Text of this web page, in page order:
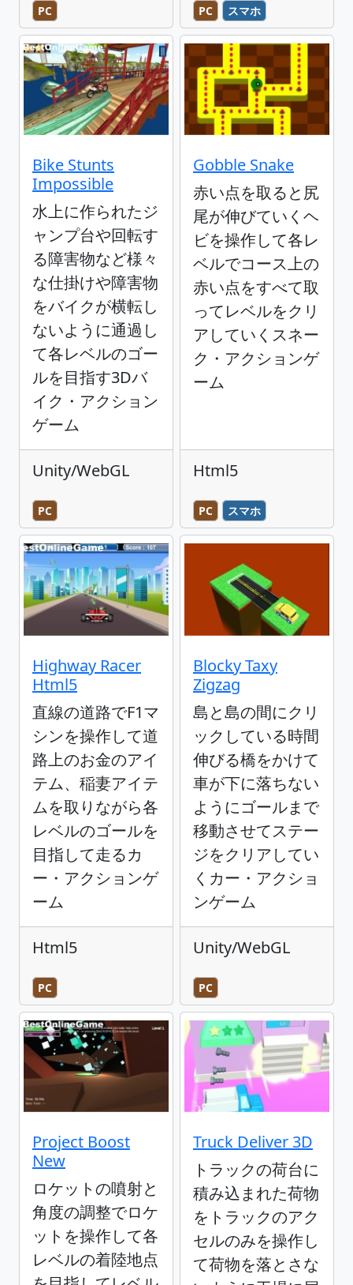
PC PC スマホ
Bike Stunts
Impossible
水上に作られたジ
ャンプ台や回転す
る障害物など様々
な仕掛けや障害物
をバイクが横転し
ないように通過し
て各レベルのゴー
ルを目指す3Dバ
イク・アクション
ゲーム
Unity/WebGL
PC
Gobble Snake
赤い点を取ると尻
尾が伸びていくヘ
ビを操作して各レ
ベルでコース上の
赤い点をすべて取
ってレベルをクリ
アしていくスネー
ク・アクションゲ
ーム
Html5
PC スマホ
Highway Racer
Html5
直線の道路でF1マ
シンを操作して道
路上のお金のアイ
テム、稲妻アイテ
ムを取りながら各
レベルのゴールを
目指して走るカ
ー・アクションゲ
ーム
Html5
PC
Blocky Taxy
Zigzag
島と島の間にクリ
ックしている時間
伸びる橋をかけて
車が下に落ちない
ようにゴールまで
移動させてステー
ジをクリアしてい
くカー・アクショ
ンゲーム
Unity/WebGL
PC
Project Boost
New
ロケットの噴射と
角度の調整でロケ
ットを操作して各
レベルの着陸地点
Truck Deliver 3D
トラックの荷台に
積み込まれた荷物
をトラックのアク
セルのみを操作し
て荷物を落とさな